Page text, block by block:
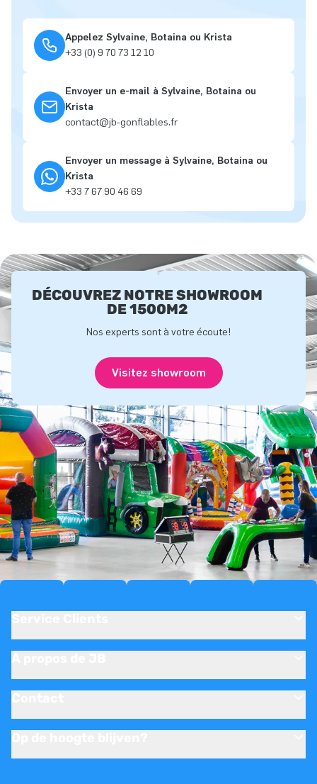
Appelez Sylvaine, Botaina ou Krista
+33 (0) 9 70 73 12 10
Envoyer un e-mail à Sylvaine, Botaina ou
Krista
contact@jb-gonflables.fr
Envoyer un message à Sylvaine, Botaina ou
Krista
+33 7 67 90 46 69
DÉCOUVREZ NOTRE SHOWROOM
DE 1500M2
Nos experts sont à votre écoute!
Visitez showroom